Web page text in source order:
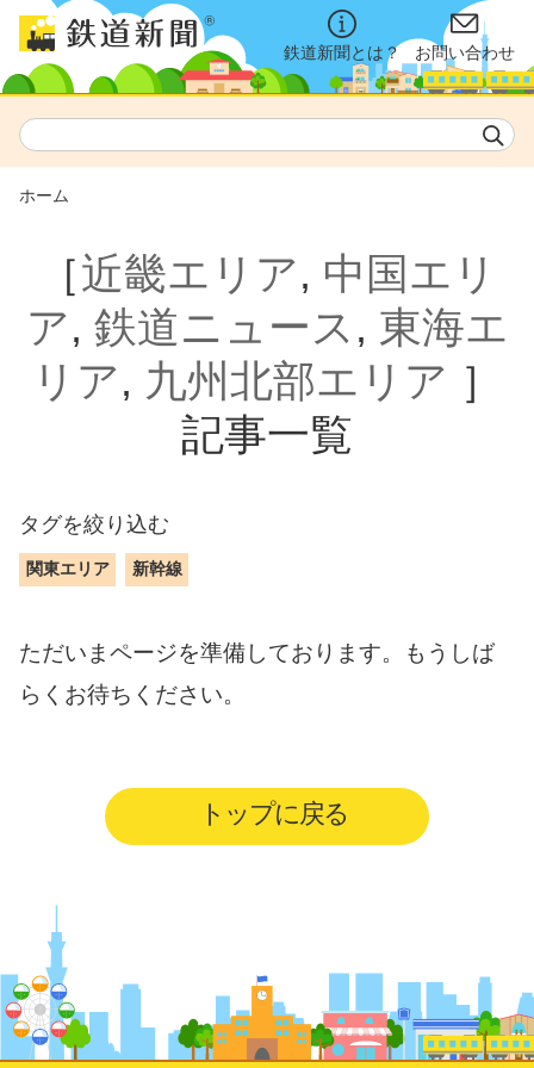
鉄道新聞とは？ お問い合わせ
ホーム
［近畿エリア, 中国エリ
ア, 鉄道ニュース , 東海エ
リア, 九州北部エリア ］
記事一覧
タグを絞り込む
関東エリア 新幹線
ただいまページを準備しております。もうしば
らくお待ちください。
トップに戻る